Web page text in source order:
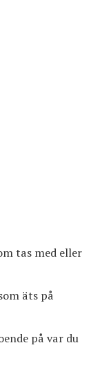
tas med eller
äts på
på var du